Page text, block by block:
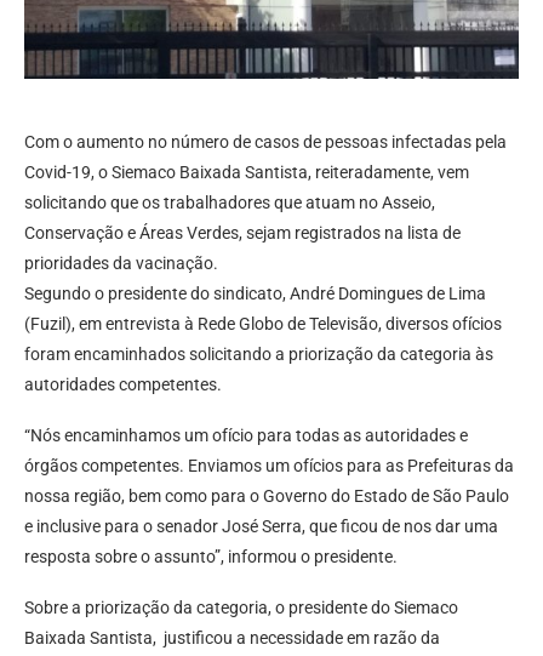
Com o aumento no número de casos de pessoas infectadas pela
Covid-19, o Siemaco Baixada Santista, reiteradamente, vem
solicitando que os trabalhadores que atuam no Asseio,
Conservação e Áreas Verdes, sejam registrados na lista de
prioridades da vacinação.
Segundo o presidente do sindicato, André Domingues de Lima
(Fuzil), em entrevista à Rede Globo de Televisão, diversos ofícios
foram encaminhados solicitando a priorização da categoria às
autoridades competentes.
“Nós encaminhamos um ofício para todas as autoridades e
órgãos competentes. Enviamos um ofícios para as Prefeituras da
nossa região, bem como para o Governo do Estado de São Paulo
e inclusive para o senador José Serra, que ficou de nos dar uma
resposta sobre o assunto”, informou o presidente.
Sobre a priorização da categoria, o presidente do Siemaco
Baixada Santista, justificou a necessidade em razão da